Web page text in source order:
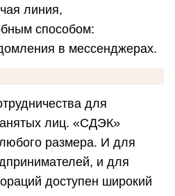
линия,
способом:
в мессенджерах.
для
лиц. «СДЭК»
размера. И для
и для
доступен широкий